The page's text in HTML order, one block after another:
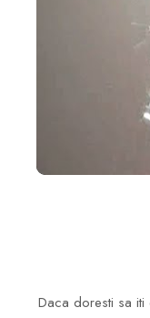
Daca doresti sa